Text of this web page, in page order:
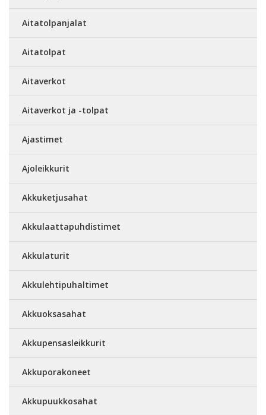
Aitatolpanjalat
Aitatolpat
Aitaverkot
Aitaverkot ja -tolpat
Ajastimet
Ajoleikkurit
Akkuketjusahat
Akkulaattapuhdistimet
Akkulaturit
Akkulehtipuhaltimet
Akkuoksasahat
Akkupensasleikkurit
Akkuporakoneet
Akkupuukkosahat